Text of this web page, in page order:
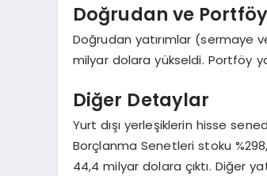
Doğrudan ve
Doğrudan yatırımlar (sermaye
milyar dolara yükseldi. Portföy
Diğer Detaylar
Yurt dışı yerleşiklerin hisse
Borçlanma Senetleri stoku
44,4 milyar dolara çıktı. Diğer